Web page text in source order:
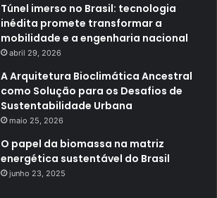
Túnel imerso no Brasil: tecnologia
inédita promete transformar a
mobilidade e a engenharia nacional
abril 29, 2026
A Arquitetura Bioclimática Ancestral
como Solução para os Desafios de
Sustentabilidade Urbana
maio 25, 2026
O papel da biomassa na matriz
energética sustentável do Brasil
junho 23, 2025